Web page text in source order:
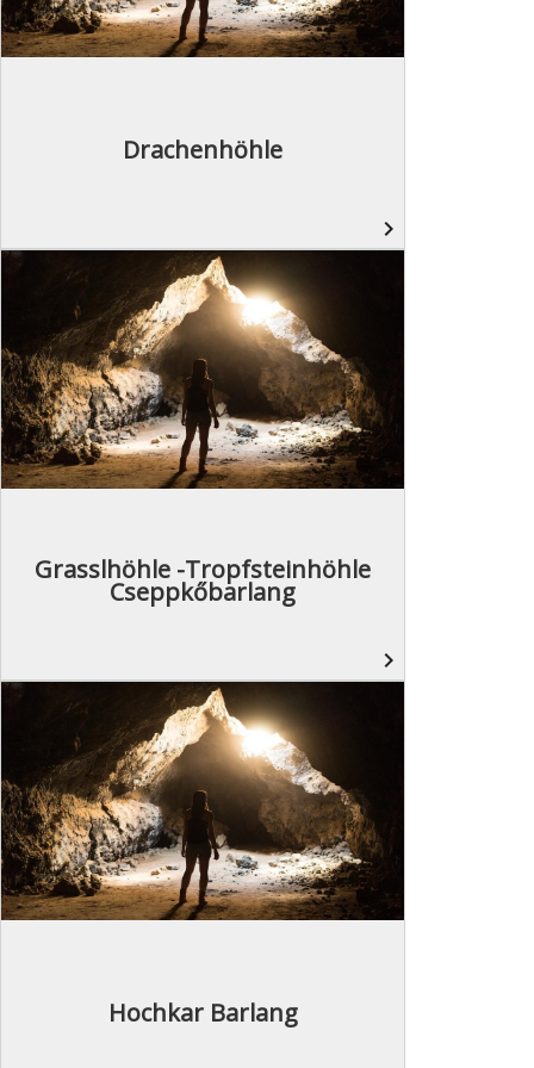
Drachenhöhle
navigate_next
Grasslhöhle -Tropfsteinhöhle
Cseppkőbarlang
navigate_next
Hochkar Barlang